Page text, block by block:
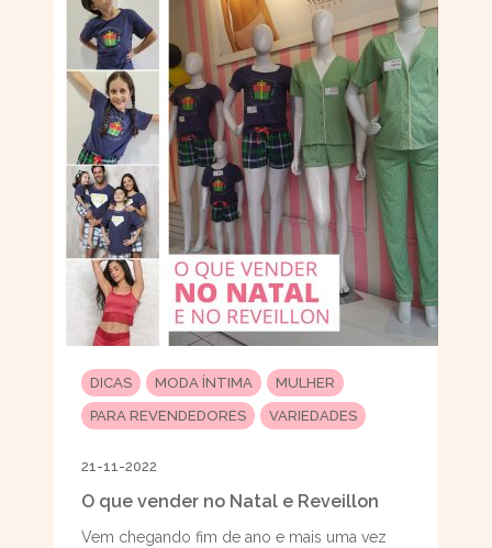
DICAS MODA ÍNTIMA
MULHER
PARA REVENDEDORES
VARIEDADES
21-11-2022
O que vender no Natal e Reveillon
Vem chegando fim de ano e mais uma vez